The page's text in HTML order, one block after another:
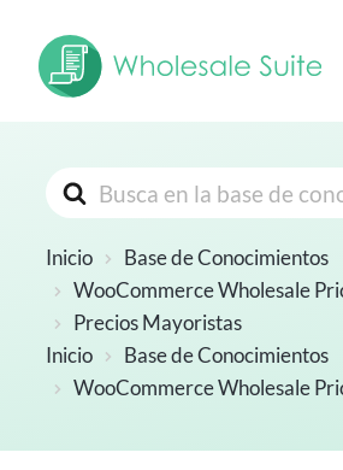
Buscar
Inicio
Base de Conocimientos
WooCommerce Wholesale
Precios Mayoristas
Inicio
Base de Conocimientos
WooCommerce Wholesale